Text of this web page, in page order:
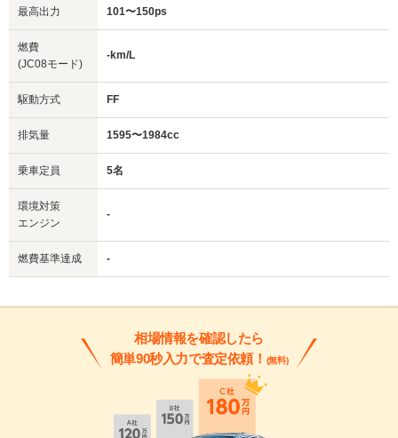
最高出力 101〜150ps
燃費
(JC08モード)
-km/L
駆動方式 FF
排気量 1595〜1984cc
乗車定員 5名
環境対策
エンジン
-
燃費基準達成 -
相場情報を確認したら
簡単90秒入力で査定依頼！ (無料)